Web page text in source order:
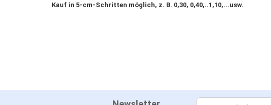
Kauf in 5-cm-Schritten möglich, z. B. 0,30, 0,40,..1,10,...usw.